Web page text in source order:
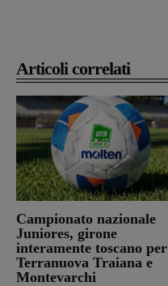
Articoli correlati
Campionato nazionale
Juniores, girone
interamente toscano per
Terranuova Traiana e
Montevarchi